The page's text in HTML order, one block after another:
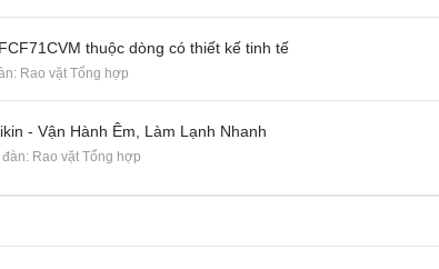
thuộc dòng có thiết kế tinh tế
Rao vặt Tổng hợp
- Vận Hành Êm, Làm Lạnh Nhanh
đàn: Rao vặt Tổng hợp